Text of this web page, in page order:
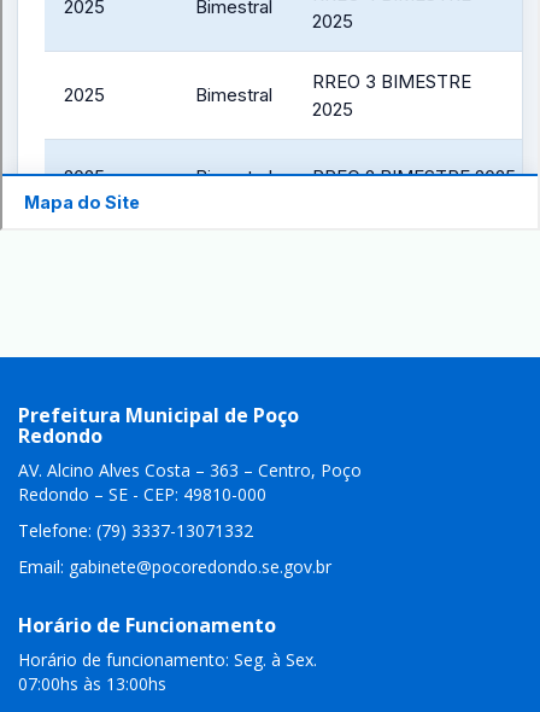
Prefeitura Municipal de Poço
Redondo
AV. Alcino Alves Costa – 363 – Centro, Poço
Redondo – SE - CEP: 49810-000
Telefone: (79) 3337-13071332
Email: gabinete@pocoredondo.se.gov.br
Horário de Funcionamento
Horário de funcionamento: Seg. à Sex.
07:00hs às 13:00hs